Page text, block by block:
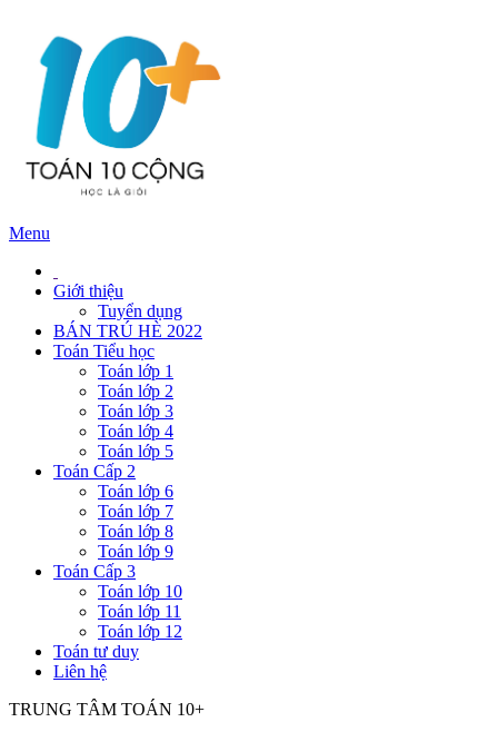
Menu
Giới thiệu
Tuyển dụng
BÁN TRÚ HÈ 2022
Toán Tiểu học
Toán lớp 1
Toán lớp 2
Toán lớp 3
Toán lớp 4
Toán lớp 5
Toán Cấp 2
Toán lớp 6
Toán lớp 7
Toán lớp 8
Toán lớp 9
Toán Cấp 3
Toán lớp 10
Toán lớp 11
Toán lớp 12
Toán tư duy
Liên hệ
TRUNG TÂM TOÁN 10+